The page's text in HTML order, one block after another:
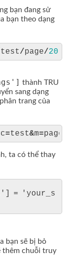
bạn đang sử
bạn theo dạng
test/page/20
thành TRU
sang dạng
trang của
c=test&m=page
ta có thể thay
= 'your_s
bạn sẽ bị bỏ
thêm chuỗi truy